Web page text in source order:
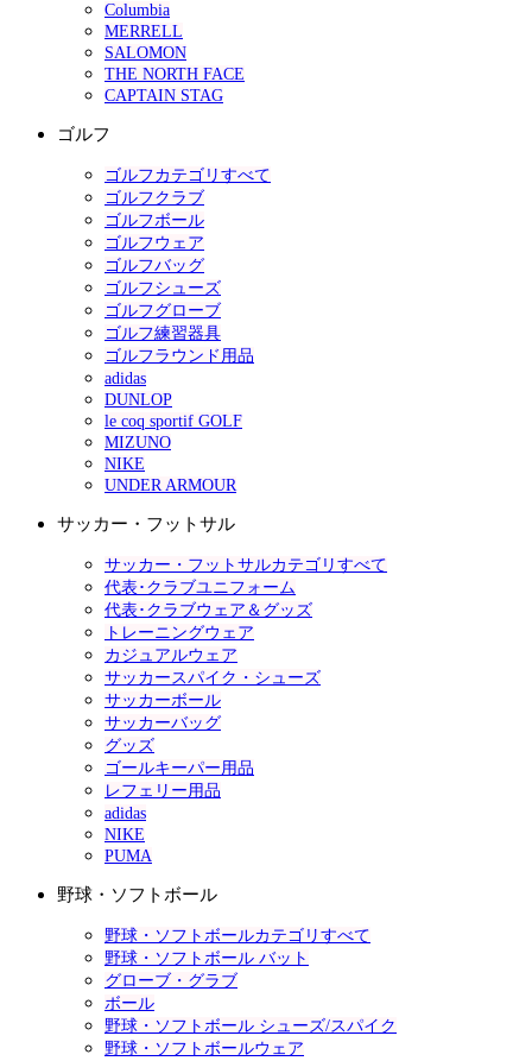
Columbia
MERRELL
SALOMON
THE NORTH FACE
CAPTAIN STAG
ゴルフ
ゴルフカテゴリすべて
ゴルフクラブ
ゴルフボール
ゴルフウェア
ゴルフバッグ
ゴルフシューズ
ゴルフグローブ
ゴルフ練習器具
ゴルフラウンド用品
adidas
DUNLOP
le coq sportif GOLF
MIZUNO
NIKE
UNDER ARMOUR
サッカー・フットサル
サッカー・フットサルカテゴリすべて
代表･クラブユニフォーム
代表･クラブウェア＆グッズ
トレーニングウェア
カジュアルウェア
サッカースパイク・シューズ
サッカーボール
サッカーバッグ
グッズ
ゴールキーパー用品
レフェリー用品
adidas
NIKE
PUMA
野球・ソフトボール
野球・ソフトボールカテゴリすべて
野球・ソフトボール バット
グローブ・グラブ
ボール
野球・ソフトボール シューズ/スパイク
野球・ソフトボールウェア